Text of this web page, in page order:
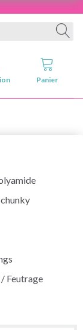
Panier
/ Feutrage